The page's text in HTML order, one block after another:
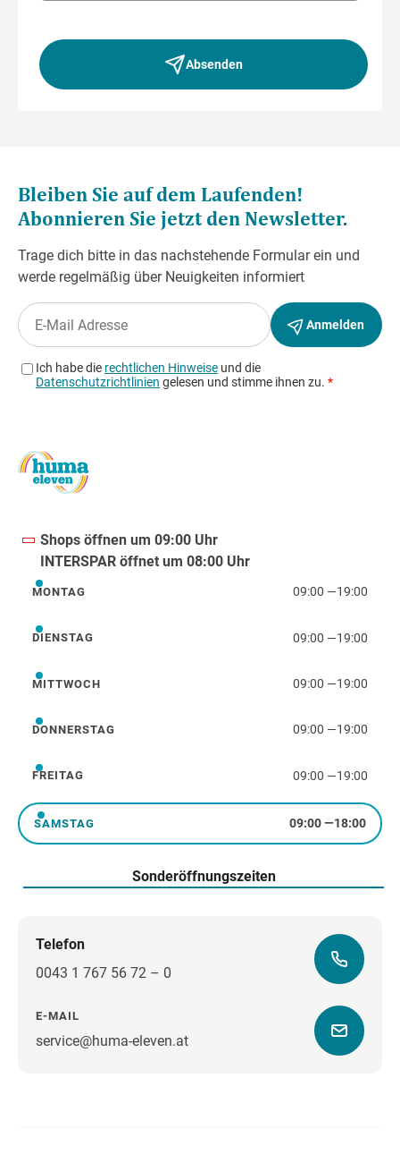
Absenden
Shops öffnen um 09:00 Uhr
INTERSPAR öffnet um 08:00 Uhr
Montag
MONTAG 09:00 —19:00
Dienstag
DIENSTAG 09:00 —19:00
Mittwoch
MITTWOCH 09:00 —19:00
Donnerstag
DONNERSTAG 09:00 —19:00
Freitag
FREITAG 09:00 —19:00
Samstag
SAMSTAG 09:00—18:00
Sonderöffnungszeiten
Telefon
0043 1 767 56 72 – 0
E-MAIL
service@huma-eleven.atWegbeschreibung